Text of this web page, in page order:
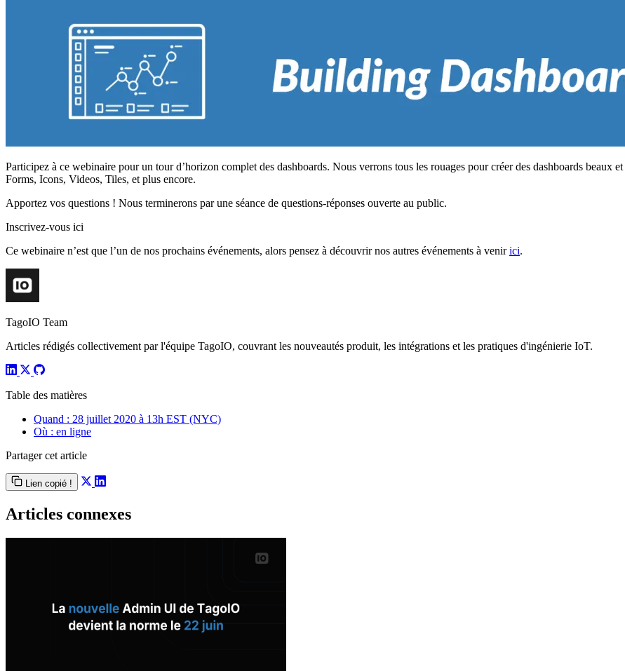
Participez à ce webinaire pour un tour d’horizon complet des dashboards. Nous verrons tous les rouages pour créer des dashboards beaux
Forms, Icons, Videos, Tiles, et plus encore.
Apportez vos questions ! Nous terminerons par une séance de questions-réponses ouverte au public.
Inscrivez-vous ici
Ce webinaire n’est que l’un de nos prochains événements, alors pensez à découvrir nos autres événements à venirici.
TagoIO Team
Articles rédigés collectivement par l'équipe TagoIO, couvrant les nouveautés produit, les intégrations et les pratiques d'ingénierie IoT.
Table des matières
Quand : 28 juillet 2020 à 13h EST (NYC)
Où : en ligne
Partager cet article
Lien copié !
Articles connexes